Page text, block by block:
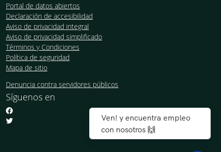
Ven! y encuentra empleo
con nosotros 🙌
Portal de datos abiertos
Declaración de accesibilidad
Aviso de privacidad integral
Aviso de privacidad simplificado
Términos y Condiciones
Política de seguridad
Mapa de sitio
Denuncia contra servidores públicos
Síguenos en